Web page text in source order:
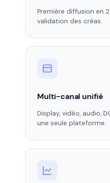
Première diffusion en
validation des créas.
Multi-canal unifié
Display, vidéo, audio,
une seule plateforme.